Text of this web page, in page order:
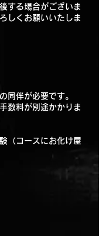
する場合がございま
しくお願いいたしま
同伴が必要です。
数料が別途かかりま
（コースにお化け屋